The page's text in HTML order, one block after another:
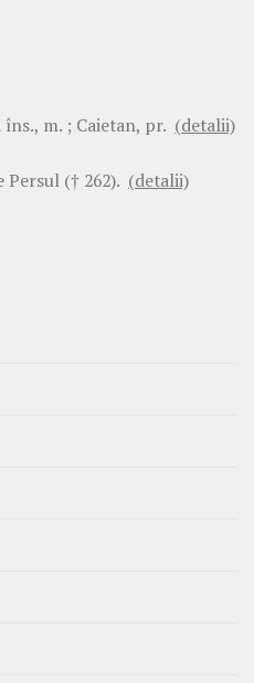
m. ; Caietan, pr. (detalii)
Persul († 262). (detalii)